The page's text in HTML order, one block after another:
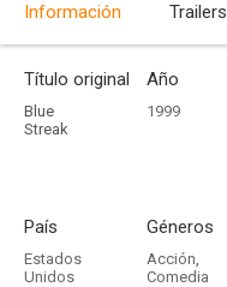
Información Trailers
Título original
Blue
Streak
Año
1999
País
Estados
Unidos
Géneros
Acción,
Comedia